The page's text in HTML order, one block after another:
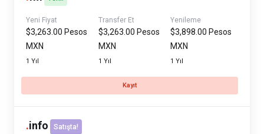
Yeni Fiyat
$3,263.00 Pesos
MXN
1 Yıl
Transfer Et
$3,263.00 Pesos
MXN
1 Yıl
Yenileme
$3,898.00 Pesos
MXN
1 Yıl
Kayıt
.info Satışta!